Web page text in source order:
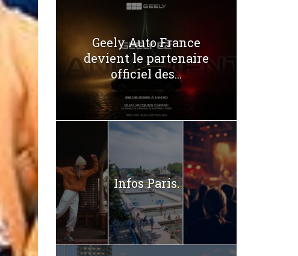
Geely Auto France
devient le partenaire
officiel des...
Infos Paris.